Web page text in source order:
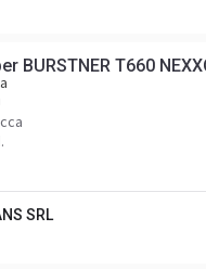
BURSTNER T660
SRL